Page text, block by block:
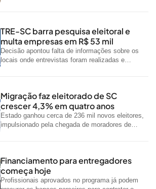
TRE-SC barra pesquisa eleitoral e
multa empresas em R$ 53 mil
Decisão apontou falta de informações sobre os
locais onde entrevistas foram realizadas e
Migração faz eleitorado de SC
crescer 4,3% em quatro anos
Estado ganhou cerca de 236 mil novos eleitores,
impulsionado pela chegada de moradores de
Financiamento para entregadores
começa hoje
Profissionais aprovados no programa já podem